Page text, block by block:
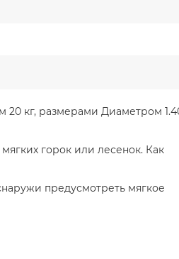
20 кг, размерами Диаметром
горок или лесенок. Как
предусмотреть мягкое